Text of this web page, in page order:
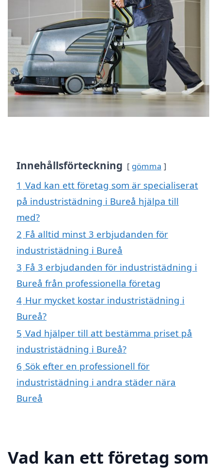
Innehållsförteckning gömma
1 Vad kan ett företag som är specialiserat
på industristädning i Bureå hjälpa till
med?
2 Få alltid minst 3 erbjudanden för
industristädning i Bureå
3 Få 3 erbjudanden för industristädning i
Bureå från professionella företag
4 Hur mycket kostar industristädning i
Bureå?
5 Vad hjälper till att bestämma priset på
industristädning i Bureå?
6 Sök efter en professionell för
industristädning i andra städer nära
Bureå
Vad kan ett företag som